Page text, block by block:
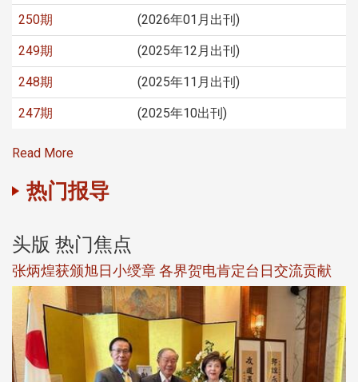
250期 (2026年01月出刊)
249期 (2025年12月出刊)
248期 (2025年11月出刊)
247期 (2025年10出刊)
Read More
热门报导
头版 热门焦点
张炳煌获颁旭日小绶章 各界贺电肯定台日交流贡献